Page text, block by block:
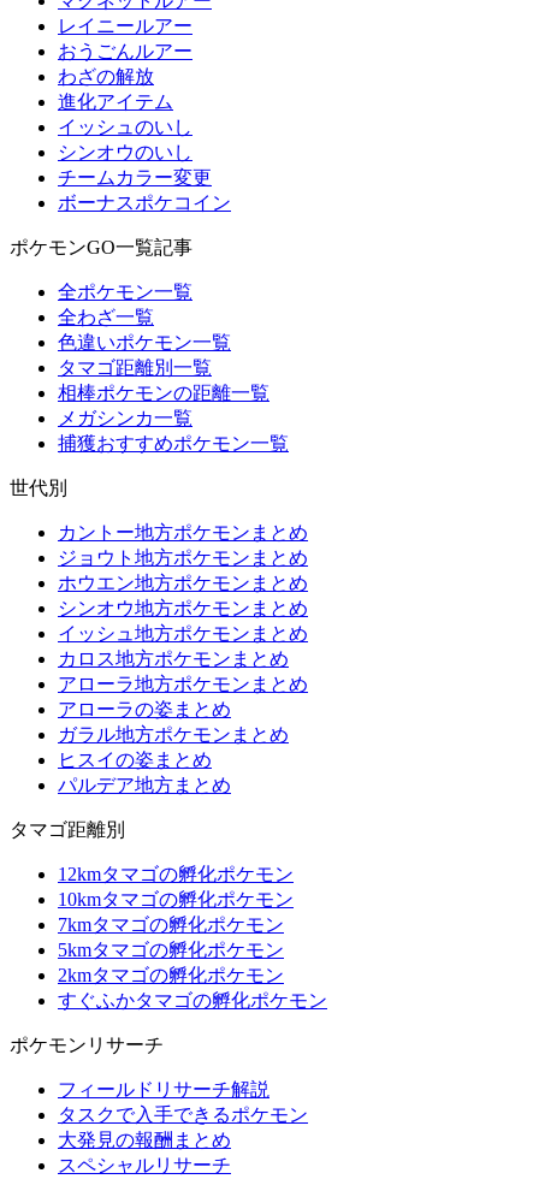
レイニールアー
おうごんルアー
わざの解放
進化アイテム
イッシュのいし
シンオウのいし
チームカラー変更
ボーナスポケコイン
ポケモンGO一覧記事
全ポケモン一覧
全わざ一覧
色違いポケモン一覧
タマゴ距離別一覧
相棒ポケモンの距離一覧
メガシンカ一覧
捕獲おすすめポケモン一覧
世代別
カントー地方ポケモンまとめ
ジョウト地方ポケモンまとめ
ホウエン地方ポケモンまとめ
シンオウ地方ポケモンまとめ
イッシュ地方ポケモンまとめ
カロス地方ポケモンまとめ
アローラ地方ポケモンまとめ
アローラの姿まとめ
ガラル地方ポケモンまとめ
ヒスイの姿まとめ
パルデア地方まとめ
タマゴ距離別
12kmタマゴの孵化ポケモン
10kmタマゴの孵化ポケモン
7kmタマゴの孵化ポケモン
5kmタマゴの孵化ポケモン
2kmタマゴの孵化ポケモン
すぐふかタマゴの孵化ポケモン
ポケモンリサーチ
フィールドリサーチ解説
タスクで入手できるポケモン
大発見の報酬まとめ
スペシャルリサーチ